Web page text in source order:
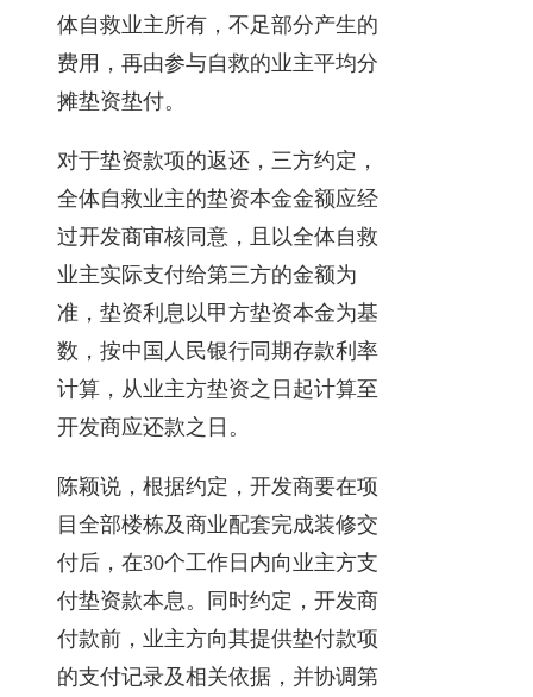
体自救业主所有，不足部分产生的
费用，再由参与自救的业主平均分
摊垫资垫付。
对于垫资款项的返还，三方约定，
全体自救业主的垫资本金金额应经
过开发商审核同意，且以全体自救
业主实际支付给第三方的金额为
准，垫资利息以甲方垫资本金为基
数，按中国人民银行同期存款利率
计算，从业主方垫资之日起计算至
开发商应还款之日。
陈颖说，根据约定，开发商要在项
目全部楼栋及商业配套完成装修交
付后，在30个工作日内向业主方支
付垫资款本息。同时约定，开发商
付款前，业主方向其提供垫付款项
的支付记录及相关依据，并协调第